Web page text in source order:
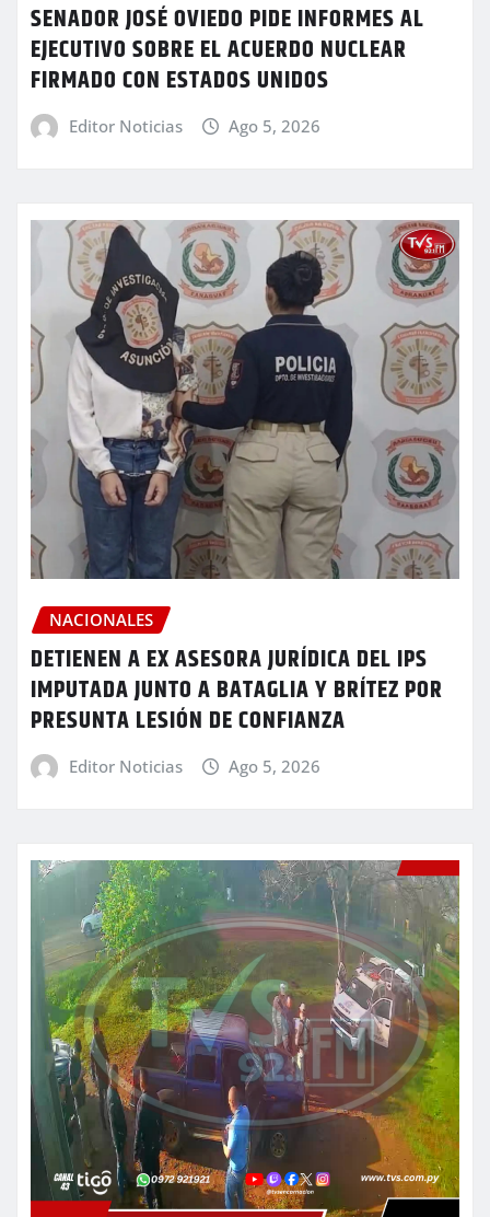
SENADOR JOSÉ OVIEDO PIDE INFORMES AL
EJECUTIVO SOBRE EL ACUERDO NUCLEAR
FIRMADO CON ESTADOS UNIDOS
Editor Noticias Ago 5, 2026
NACIONALES
DETIENEN A EX ASESORA JURÍDICA DEL IPS
IMPUTADA JUNTO A BATAGLIA Y BRÍTEZ POR
PRESUNTA LESIÓN DE CONFIANZA
Editor Noticias Ago 5, 2026